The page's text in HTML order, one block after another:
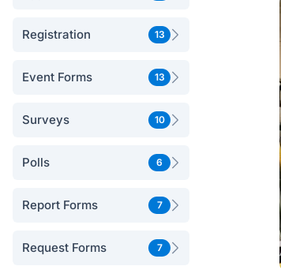
Registration 13
Event Forms 13
Surveys 10
Polls 6
Report Forms 7
Request Forms 7